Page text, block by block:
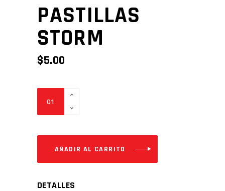
PASTILLAS
STORM
$5.00
PASTILLAS
AÑADIR AL CARRITO
DETALLES